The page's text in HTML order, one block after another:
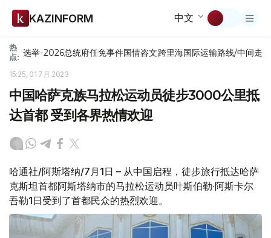
KAZINFORM 中文
热
点: 选举-2026总统府任免事件国情咨文跨里海国际运输路线/中间走廊
15:25, 01 7月 2023
中国哈萨克族马拉松运动员徒步3000公里抵
达首都 受到各界热情欢迎
哈通社/阿斯塔纳/7月1日 – 从中国启程，徒步旅行抵达哈萨
克斯坦首都阿斯塔纳市的马拉松运动员叶斯伯勒·阿斯卡尔
吾勒1日受到了首都民众的热烈欢迎。